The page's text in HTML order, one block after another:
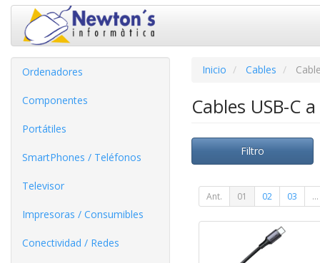
Ordenadores
Componentes
Portátiles
SmartPhones / Teléfonos
Televisor
Impresoras / Consumibles
Conectividad / Redes
Inicio Cables
Cables USB-C
Filtro
Ant. 01 02 03 ...